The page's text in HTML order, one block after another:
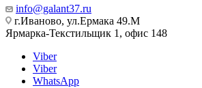
info@galant37.ru
г.Иваново, ул.Ермака 49.M
Ярмарка-Текстильщик 1, офис 148
Viber
Viber
WhatsApp